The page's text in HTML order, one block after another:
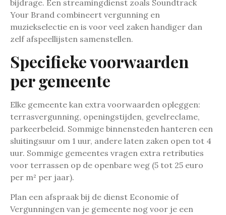
bijdrage. Een streamingdienst zoals Soundtrack
Your Brand combineert vergunning en
muziekselectie en is voor veel zaken handiger dan
zelf afspeellijsten samenstellen.
Specifieke voorwaarden
per gemeente
Elke gemeente kan extra voorwaarden opleggen:
terrasvergunning, openingstijden, gevelreclame,
parkeerbeleid. Sommige binnensteden hanteren een
sluitingsuur om 1 uur, andere laten zaken open tot 4
uur. Sommige gemeentes vragen extra retributies
voor terrassen op de openbare weg (5 tot 25 euro
per m² per jaar).
Plan een afspraak bij de dienst Economie of
Vergunningen van je gemeente nog voor je een